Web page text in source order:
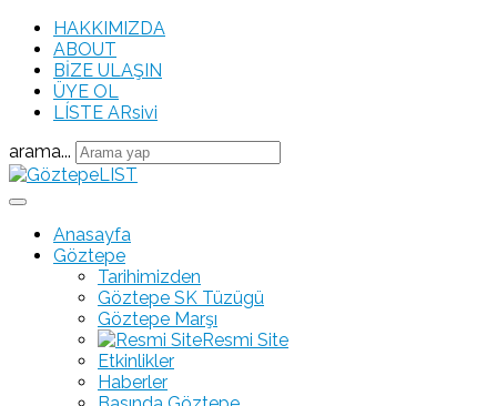
HAKKIMIZDA
ABOUT
BİZE ULAŞIN
ÜYE OL
LÍSTE ARsivi
arama...
Anasayfa
Göztepe
Tarihimizden
Göztepe SK Tüzügü
Göztepe Marşı
Resmi Site
Etkinlikler
Haberler